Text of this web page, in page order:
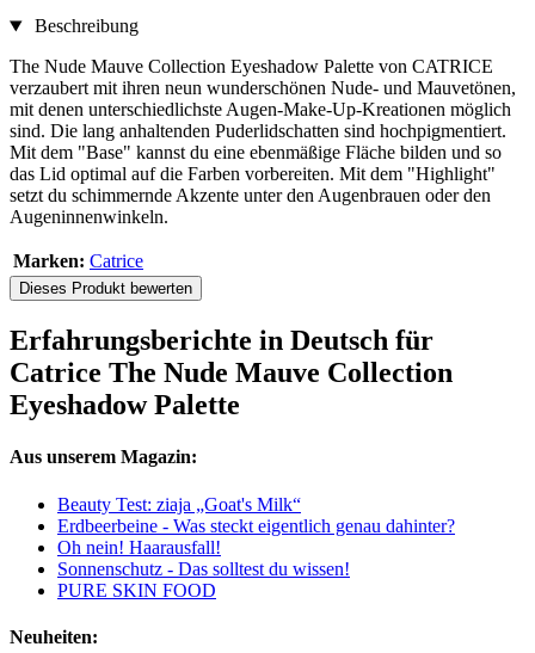
Beschreibung
The Nude Mauve Collection Eyeshadow Palette von CATRICE
verzaubert mit ihren neun wunderschönen Nude- und Mauvetönen,
mit denen unterschiedlichste Augen-Make-Up-Kreationen möglich
sind. Die lang anhaltenden Puderlidschatten sind hochpigmentiert.
Mit dem "Base" kannst du eine ebenmäßige Fläche bilden und so
das Lid optimal auf die Farben vorbereiten. Mit dem "Highlight"
setzt du schimmernde Akzente unter den Augenbrauen oder den
Augeninnenwinkeln.
Marken: Catrice
Dieses Produkt bewerten
Erfahrungsberichte in Deutsch für
Catrice The Nude Mauve Collection
Eyeshadow Palette
Aus unserem Magazin:
Beauty Test: ziaja „Goat's Milk“
Erdbeerbeine - Was steckt eigentlich genau dahinter?
Oh nein! Haarausfall!
Sonnenschutz - Das solltest du wissen!
PURE SKIN FOOD
Neuheiten: